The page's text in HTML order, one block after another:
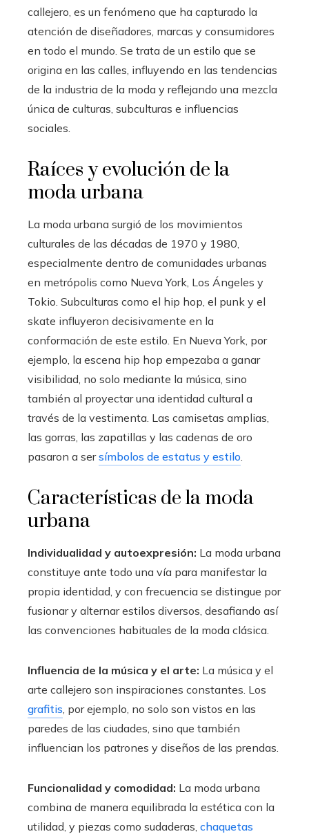
callejero, es un fenómeno que ha capturado la
atención de diseñadores, marcas y consumidores
en todo el mundo. Se trata de un estilo que se
origina en las calles, influyendo en las tendencias
de la industria de la moda y reflejando una mezcla
única de culturas, subculturas e influencias
sociales.
Raíces y evolución de la
moda urbana
La moda urbana surgió de los movimientos
culturales de las décadas de 1970 y 1980,
especialmente dentro de comunidades urbanas
en metrópolis como Nueva York, Los Ángeles y
Tokio. Subculturas como el hip hop, el punk y el
skate influyeron decisivamente en la
conformación de este estilo. En Nueva York, por
ejemplo, la escena hip hop empezaba a ganar
visibilidad, no solo mediante la música, sino
también al proyectar una identidad cultural a
través de la vestimenta. Las camisetas amplias,
las gorras, las zapatillas y las cadenas de oro
pasaron a sersímbolos de estatus y estilo
Características de la moda
urbana
Individualidad y autoexpresión: La moda urbana
constituye ante todo una vía para manifestar la
propia identidad, y con frecuencia se distingue por
fusionar y alternar estilos diversos, desafiando así
las convenciones habituales de la moda clásica.
Influencia de la música y el arte: La música y el
arte callejero son inspiraciones constantes. Los
grafitis , por ejemplo, no solo son vistos en las
paredes de las ciudades, sino que también
influencian los patrones y diseños de las prendas.
Funcionalidad y comodidad: La moda urbana
combina de manera equilibrada la estética con la
utilidad, y piezas como sudaderas, chaquetas